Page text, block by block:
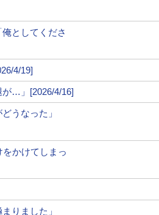
KO負けの瞬間！
！
体重超過”でノーコンテストに
としてくださ
4/19]
が…」[2026/4/16]
うなった」
かけてしまっ
りました」